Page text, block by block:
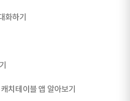
화하기
치테이블 앱 알아보기